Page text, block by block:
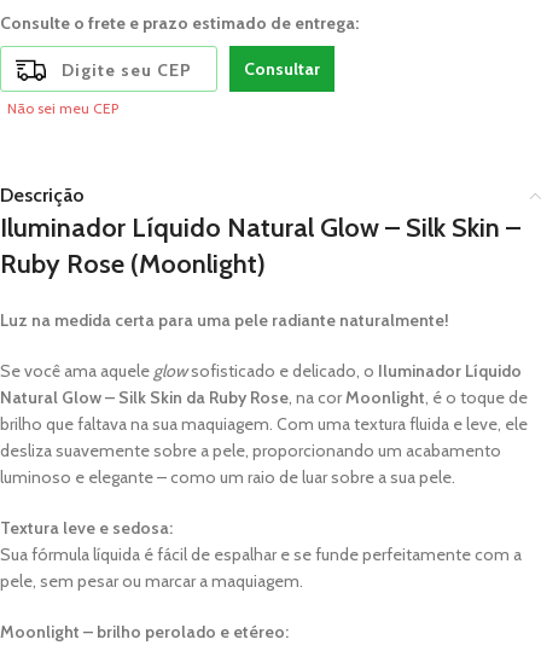
Consulte o frete e prazo estimado de entrega:
Consultar
Não sei meu CEP
Descrição
Iluminador Líquido Natural Glow – Silk Skin –
Ruby Rose (Moonlight)
Luz na medida certa para uma pele radiante naturalmente!
Se você ama aquele glowsofisticado e delicado, o Iluminador Líquido
Natural Glow – Silk Skin da Ruby Rose, na corMoonlight, é o toque de
brilho que faltava na sua maquiagem. Com uma textura fluida e leve, ele
desliza suavemente sobre a pele, proporcionando um acabamento
luminoso e elegante – como um raio de luar sobre a sua pele.
Textura leve e sedosa:
Sua fórmula líquida é fácil de espalhar e se funde perfeitamente com a
pele, sem pesar ou marcar a maquiagem.
Moonlight – brilho perolado e etéreo: